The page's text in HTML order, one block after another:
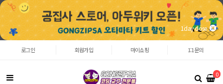
1day close
로그인 회원가입 마이쇼핑 1:1문의
0